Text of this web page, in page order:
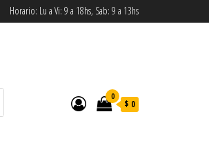
Horario: Lu a Vi: 9 a 18hs, Sab: 9 a 13hs
0
$ 0